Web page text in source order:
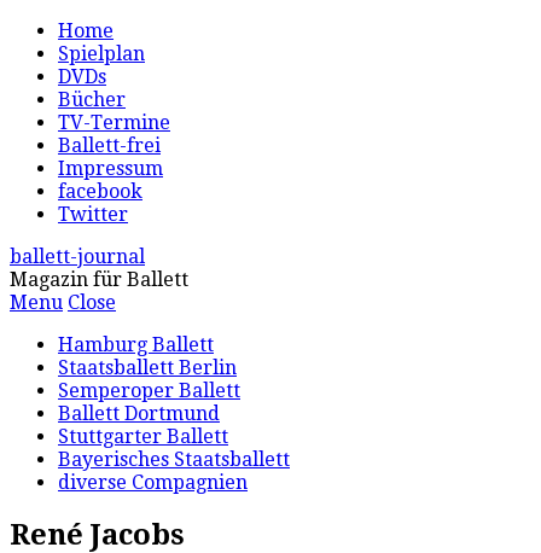
Home
Spielplan
DVDs
Bücher
TV-Termine
Ballett-frei
Impressum
facebook
Twitter
ballett-journal
Magazin für Ballett
Menu Close
Hamburg Ballett
Staatsballett Berlin
Semperoper Ballett
Ballett Dortmund
Stuttgarter Ballett
Bayerisches Staatsballett
diverse Compagnien
René Jacobs